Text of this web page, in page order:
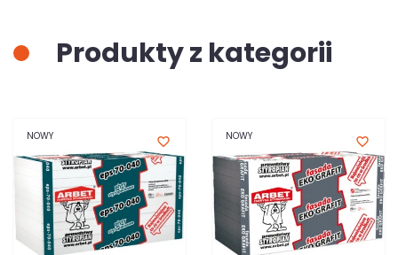
Produkty z kategorii
NOWY favorite_border NOWY favorite_border